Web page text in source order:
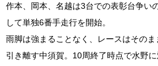
作本、岡本、名越は3台での表彰台争い
して単独6番手走行を開始。
雨脚は強まることなく、レースはその
引き離す中須賀。10周終了時点で水野